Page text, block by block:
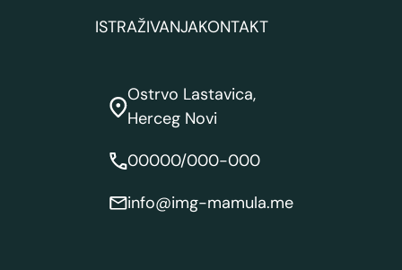
ISTRAŽIVANJAKONTAKT
Ostrvo Lastavica,
Herceg Novi
00000/000-000
info@img-mamula.me